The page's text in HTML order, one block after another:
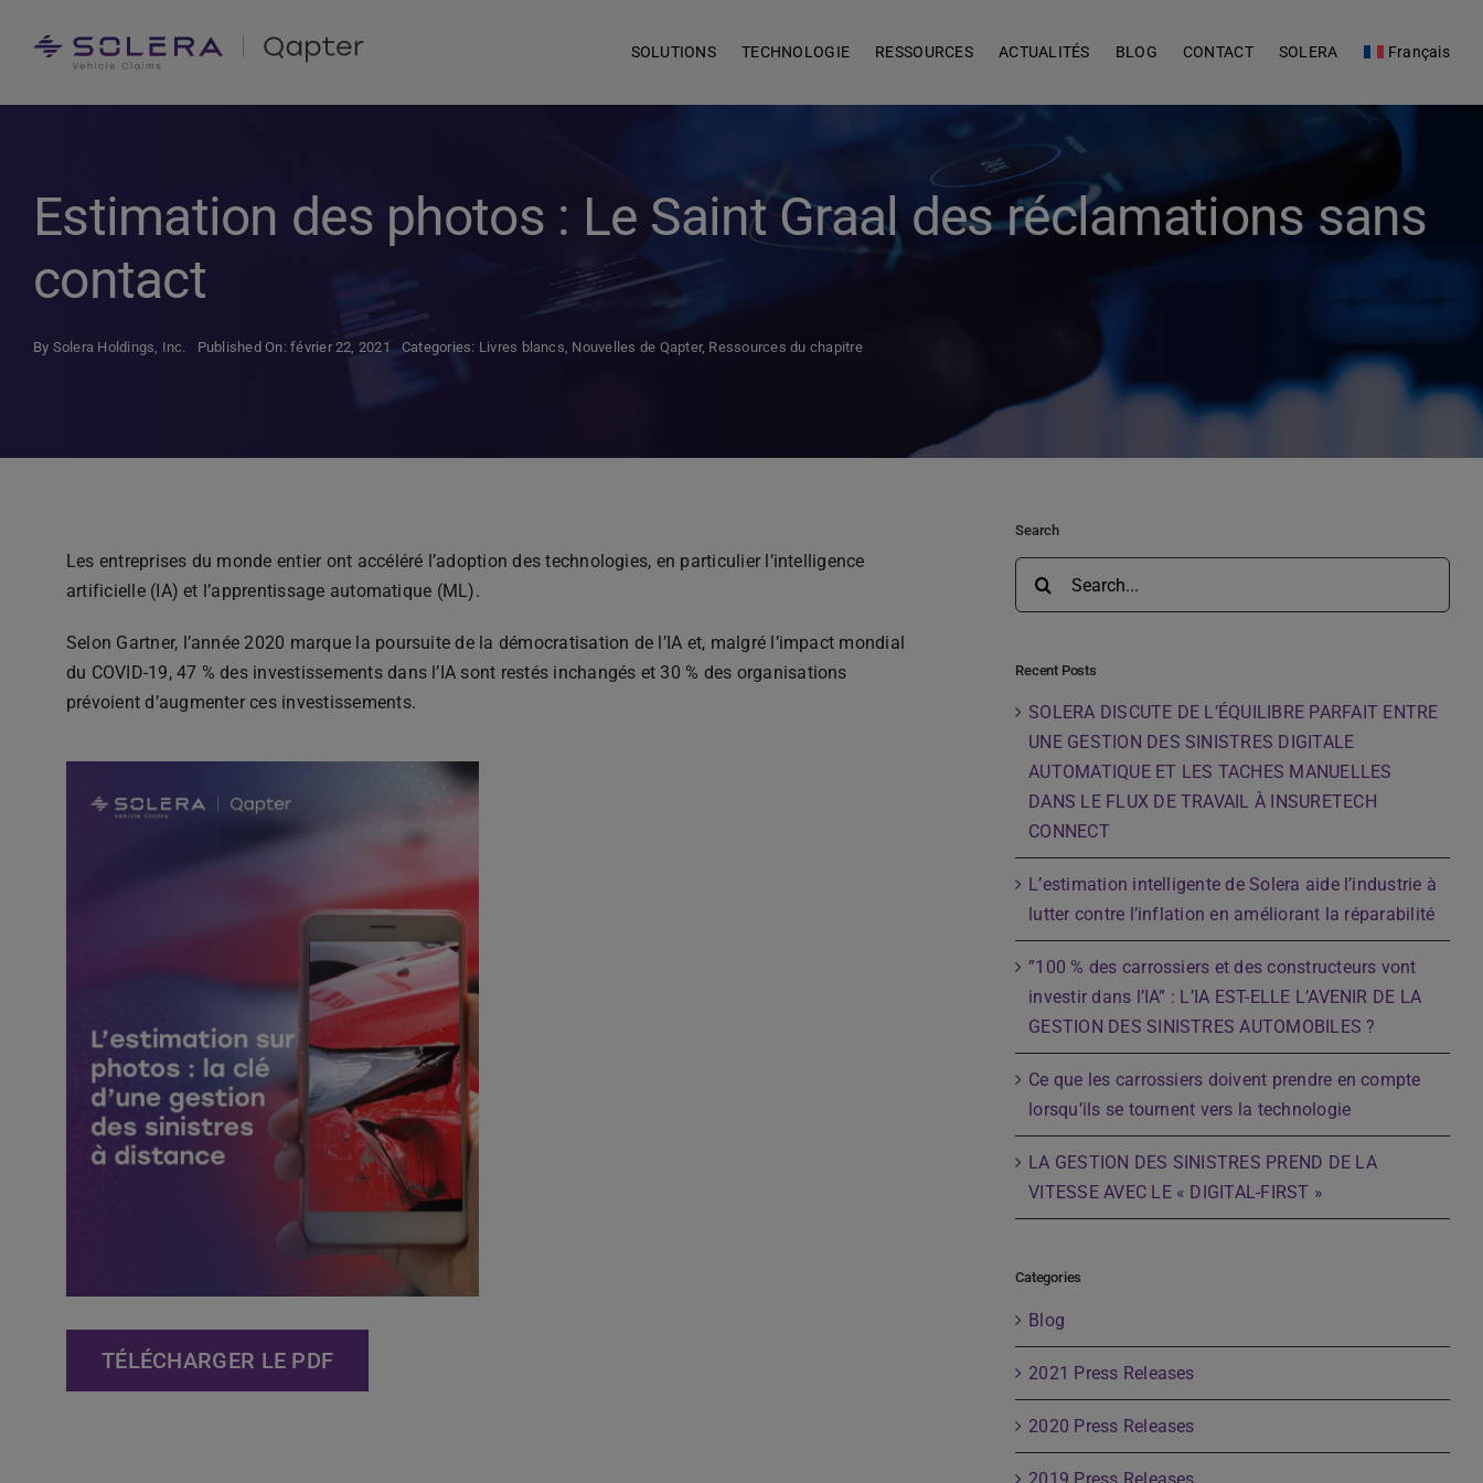
SOLUTIONS TECHNOLOGIE RESSOURCES ACTUALITÉS BLOG CONTACT SOLERA Français
Estimation des photos : Le Saint Graal des réclamations sans
contact
By Solera Holdings, Inc. Published On: février 22, 2021 Categories: Livres blancs, Nouvelles de Qapter, Ressources du chapitre
Les entreprises du monde entier ont accéléré l’adoption des technologies, en particulier l’intelligence
artificielle (IA) et l’apprentissage automatique (ML).
Selon Gartner, l’année 2020 marque la poursuite de la démocratisation de l’IA et, malgré l’impact mondial
du COVID-19, 47 % des investissements dans l’IA sont restés inchangés et 30 % des organisations
prévoient d’augmenter ces investissements.
TÉLÉCHARGER LE PDF
Search
Recent Posts
SOLERA DISCUTE DE L’ÉQUILIBRE PARFAIT ENTRE
UNE GESTION DES SINISTRES DIGITALE
AUTOMATIQUE ET LES TACHES MANUELLES
DANS LE FLUX DE TRAVAIL À INSURETECH
CONNECT
L’estimation intelligente de Solera aide l’industrie à
lutter contre l’inflation en améliorant la réparabilité
”100 % des carrossiers et des constructeurs vont
investir dans l’IA” : L’IA EST-ELLE L’AVENIR DE LA
GESTION DES SINISTRES AUTOMOBILES ?
Ce que les carrossiers doivent prendre en compte
lorsqu’ils se tournent vers la technologie
LA GESTION DES SINISTRES PREND DE LA
VITESSE AVEC LE « DIGITAL-FIRST »
Categories
Blog
2021 Press Releases
2020 Press Releases
2019 Press Releases